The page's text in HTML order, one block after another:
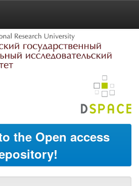
the Open access